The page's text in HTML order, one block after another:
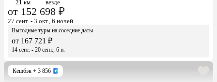
21 км везде
от 152 698 ₽
27 сент. - 3 окт., 6 ночей
Выгодные туры на соседние даты
от 167 721 ₽
14 сент. - 20 сент., 6 н.
Кешбэк + 3 856